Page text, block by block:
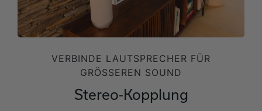
VERBINDE LAUTSPRECHER FÜR
GRÖSSEREN SOUND
Stereo‑Kopplung